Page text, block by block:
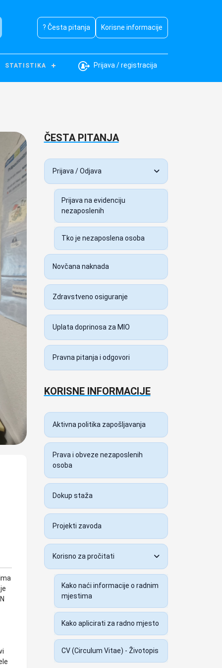
? Česta pitanja Korisne informacije
STATISTIKA Prijava / registracija
ČESTA PITANJA
Prijava / Odjava
Prijava na evidenciju
nezaposlenih
Tko je nezaposlena osoba
Novčana naknada
Zdravstveno osiguranje
Uplata doprinosa za MIO
Pravna pitanja i odgovori
KORISNE INFORMACIJE
Aktivna politika zapošljavanja
Prava i obveze nezaposlenih
osoba
Dokup staža
Projekti zavoda
Korisno za pročitati
Kako naći informacije o radnim
mjestima
Kako aplicirati za radno mjesto
CV (Circulum Vitae) - Životopis